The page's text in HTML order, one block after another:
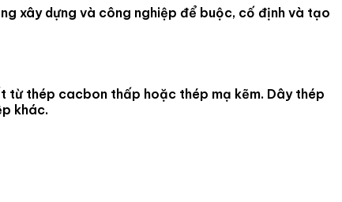
xây dựng và công nghiệp để buộc, cố định và tạo
từ thép cacbon thấp hoặc thép mạ kẽm. Dây thép
khác.